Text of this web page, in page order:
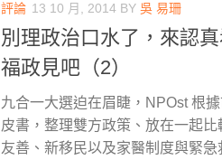
評論 13 10 月, 2014 BY 吳 易珊
別理政治口水了，來認
福政見吧（2）
九合一大選迫在眉睫，NPOst 根
皮書，整理雙方政策、放在一起
友善、新移民以及家醫制度與緊急